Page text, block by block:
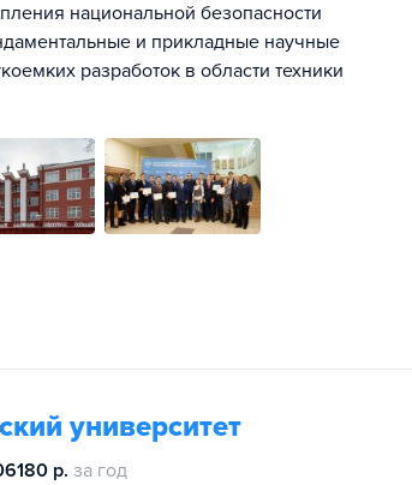
национальной безопасности
и прикладные научные
разработок в области техники
университет
р. за год